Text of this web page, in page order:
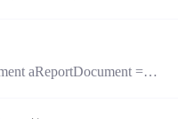
多数流行开发工具的集
方法，分别是拉模式、
aReportDocument = ne